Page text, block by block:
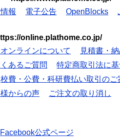
報 電子公告 OpenBlocks
online.plathome.co.jp/
ンラインについて
見積書・
あるご質問
特定商取引法に
校費・公費・科研費払い取引のご
からの声 ご注文の取り消し
Facebook公式ページ